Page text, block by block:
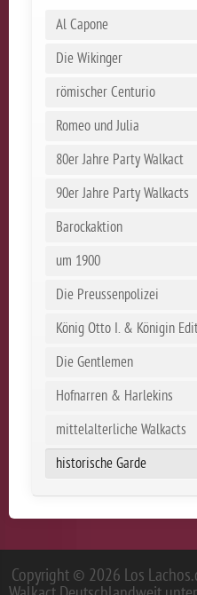
Al Capone
Die Wikinger
römischer Centurio
Romeo und Julia
80er Jahre Party Walkact
90er Jahre Party Walkacts
Barockaktion
um 1900
Die Preussenpolizei
König Otto I. & Königin
Die Gentlemen
Hofnarren & Harlekins
mittelalterliche Walkacts
historische Garde
Copyright © 2026 Los